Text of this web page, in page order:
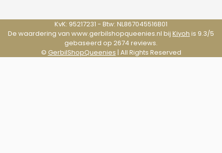
KvK: 95217231 - Btw: NL867045516B01
De waardering van www.gerbilshopqueenies.nl bij Kiyoh is 9.3/5
gebaseerd op 2674 reviews.
© GerbilShopQueenies | All Rights Reserved